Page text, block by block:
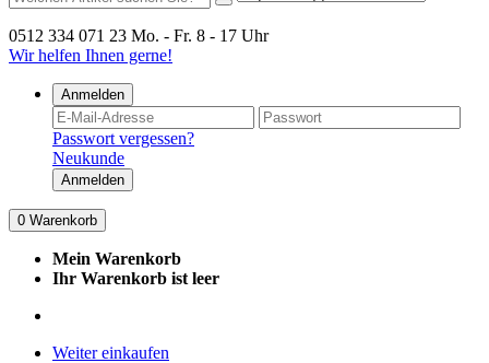
0512 334 071 23 Mo. - Fr. 8 - 17 Uhr
Wir helfen Ihnen gerne!
Anmelden
Passwort vergessen?
Neukunde
Anmelden
0 Warenkorb
Mein Warenkorb
Ihr Warenkorb ist leer
Weiter einkaufen